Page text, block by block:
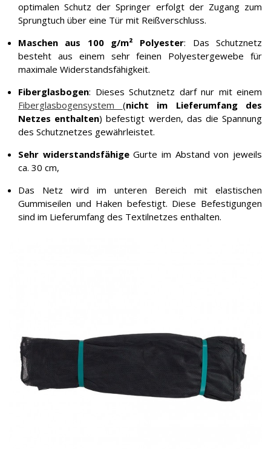
optimalen Schutz der Springer erfolgt der Zugang zum
Sprungtuch über eine Tür mit Reißverschluss.
Maschen aus 100 g/m² Polyester: Das Schutznetz
besteht aus einem sehr feinen Polyestergewebe für
maximale Widerstandsfähigkeit.
Fiberglasbogen: Dieses Schutznetz darf nur mit einem
Fiberglasbogensystem (nicht im Lieferumfang des
Netzes enthalten) befestigt werden, das die Spannung
des Schutznetzes gewährleistet.
Sehr widerstandsfähigeGurte im Abstand von jeweils
ca. 30 cm,
Das Netz wird im unteren Bereich mit elastischen
Gummiseilen und Haken befestigt. Diese Befestigungen
sind im Lieferumfang des Textilnetzes enthalten.